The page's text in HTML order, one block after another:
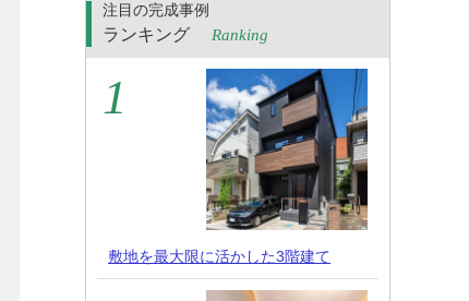
注目の完成事例
ランキング Ranking
敷地を最大限に活かした3階建て